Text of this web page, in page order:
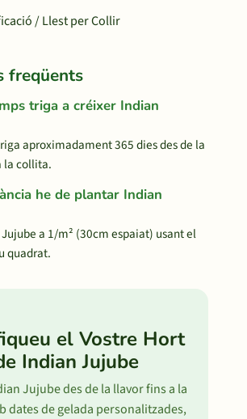
/ Llest per Collir
freqüents
triga a créixer Indian
aproximadament 365 dies des de la
la collita.
he de plantar Indian
a 1/m² (30cm espaiat) usant el
quadrat.
el Vostre Hort
Indian Jujube
Jujube des de la llavor fins a la
dates de gelada personalitzades,